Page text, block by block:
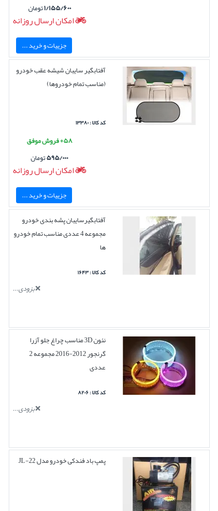
۱/۱۵۵/۶۰۰تومان
امکان ارسال روزانه
جزییات و خرید ...
آفتابگیر سایبان شیشه عقب خودرو
(مناسب تمام خودروها)
کد کالا : ۱۳۳۸۰
۵۸+ فروش موفق
۵۹۵/۰۰۰تومان
امکان ارسال روزانه
جزییات و خرید ...
آفتابگیرسایبان پشه بندی خودرو
مجموعه 4 عددی مناسب تمام خودرو
ها
کد کالا : ۱۶۴۳
بزودی...
نئون 3D مناسب چراغ جلو آزرا
گرنجور 2012-2016 مجموعه 2
عددی
کد کالا : ۸۲۰۶
بزودی...
پمپ باد فندکی خودرو مدل JL-22